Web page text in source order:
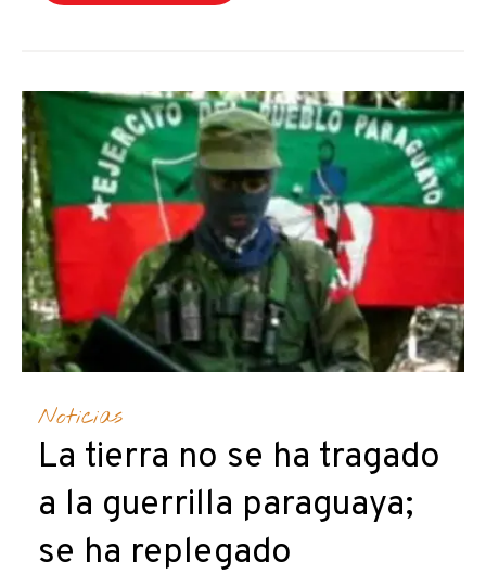
Noticias
La tierra no se ha tragado
a la guerrilla paraguaya;
se ha replegado